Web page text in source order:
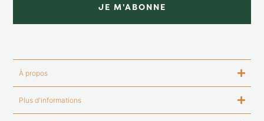
JE M'ABONNE
À propos
Plus d'informations